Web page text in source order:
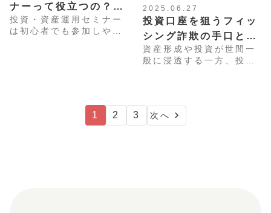
ナーって役立つの？初
心者が参加するときの
選び方
投資・資産運用セミナー
は初心者でも参加しやす
極めるポイントを解説し
2025.06.27
投資口座を狙うフィッ
シング詐欺の手口と
は？ 今すぐ行う重要
な対策
資産形成や投資が世間一
般に浸透する一方、投資
本記事では、巧妙化する
サイバー犯罪の手口や今
1 2 3 次へ